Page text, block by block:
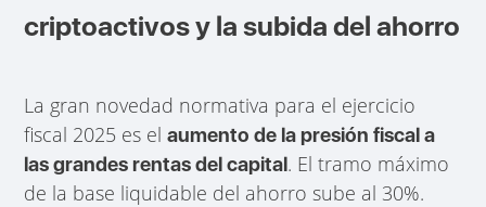
criptoactivos y la subida del ahorro
La gran novedad normativa para el ejercicio
fiscal 2025 es elaumento de la presión fiscal a
las grandes rentas del capital. El tramo máximo
de la base liquidable del ahorro sube al 30%.